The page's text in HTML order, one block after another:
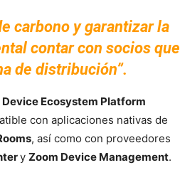
carbono y garantizar la
contar con socios que
de distribución”.
Ecosystem Platform
con aplicaciones nativas de
, así como con proveedores
y Zoom Device Management.